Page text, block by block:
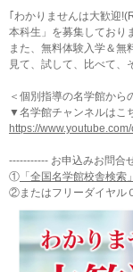
｢わかりませんは大歓迎
本科生」を募集しており
また、無料体験入学＆無
見て、試して、比べて、
＜個別指導の名学館から
▼名学館チャンネルはこ
https://
----------- お申込みお問合
① 「全国名学館校舎検索」
②またはフリーダイヤル